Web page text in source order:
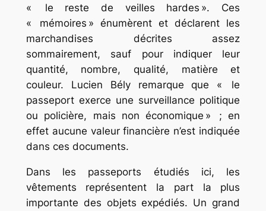
« le reste de veilles hardes ». Ces
« mémoires » énumèrent et déclarent les
marchandises décrites assez
sommairement, sauf pour indiquer leur
quantité, nombre, qualité, matière et
couleur. Lucien Bély remarque que « le
passeport exerce une surveillance politique
ou policière, mais non économique » ; en
effet aucune valeur financière n’est indiquée
dans ces documents.
Dans les passeports étudiés ici, les
vêtements représentent la part la plus
importante des objets expédiés. Un grand